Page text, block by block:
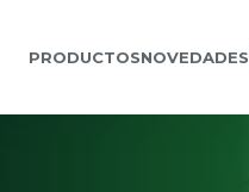
PRODUCTOSNOVEDADES